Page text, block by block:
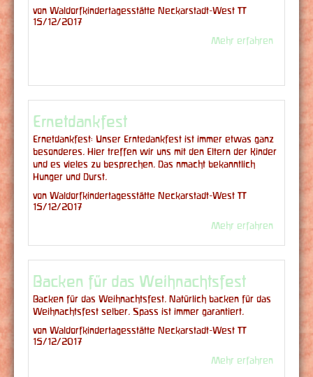
von Waldorfkindertagesstätte Neckarstadt-West |
15/12/2017
Mehr erfahren
Ernetdankfest
Ernetdankfest: Unser Erntedankfest ist immer etwas ganz
besonderes. Hier treffen wir uns mit den Eltern der Kinder
und es vieles zu besprechen. Das nmacht bekanntlich
Hunger und Durst.
von Waldorfkindertagesstätte Neckarstadt-West |
15/12/2017
Mehr erfahren
Backen für das Weihnachtsfest
Backen für das Weihnachtsfest. Natürlich backen für das
Weihnachtsfest selber. Spass ist immer garantiert.
von Waldorfkindertagesstätte Neckarstadt-West |
15/12/2017
Mehr erfahren